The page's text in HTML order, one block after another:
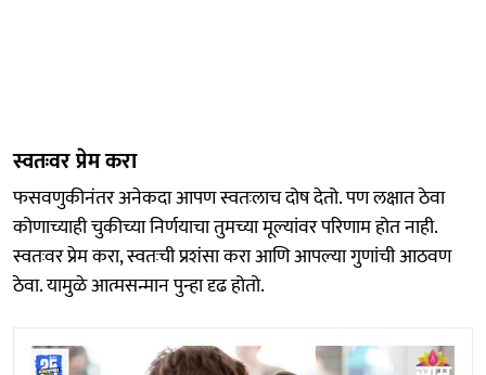
स्वतःवर प्रेम करा
फसवणुकीनंतर अनेकदा आपण स्वतःलाच दोष देतो. पण लक्षात ठेवा
कोणाच्याही चुकीच्या निर्णयाचा तुमच्या मूल्यांवर परिणाम होत नाही.
स्वतःवर प्रेम करा, स्वतःची प्रशंसा करा आणि आपल्या गुणांची आठवण
ठेवा. यामुळे आत्मसन्मान पुन्हा दृढ होतो.